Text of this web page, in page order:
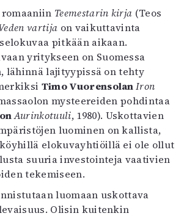
romaaniin Teemestarin kirja (Teos
vartija on vaikuttavinta
pitkään aikaan.
yritykseen on Suomessa
lähinnä lajityypissä on tehty
Timo VuorensolanIron
mysteereiden pohdintaa
Aurinkotuuli, 1980). Uskottavien
luominen on kallista,
elokuvayhtiöillä ei ole ollut
suuria investointeja vaativien
tekemiseen.
luomaan uskottava
Olisin kuitenkin